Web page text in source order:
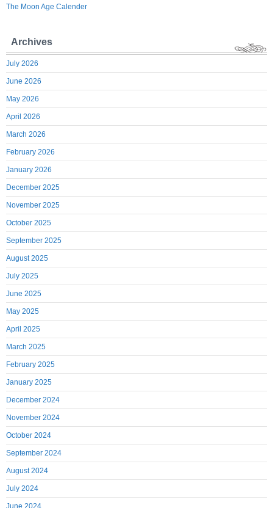
The Moon Age Calender
Archives
July 2026
June 2026
May 2026
April 2026
March 2026
February 2026
January 2026
December 2025
November 2025
October 2025
September 2025
August 2025
July 2025
June 2025
May 2025
April 2025
March 2025
February 2025
January 2025
December 2024
November 2024
October 2024
September 2024
August 2024
July 2024
June 2024